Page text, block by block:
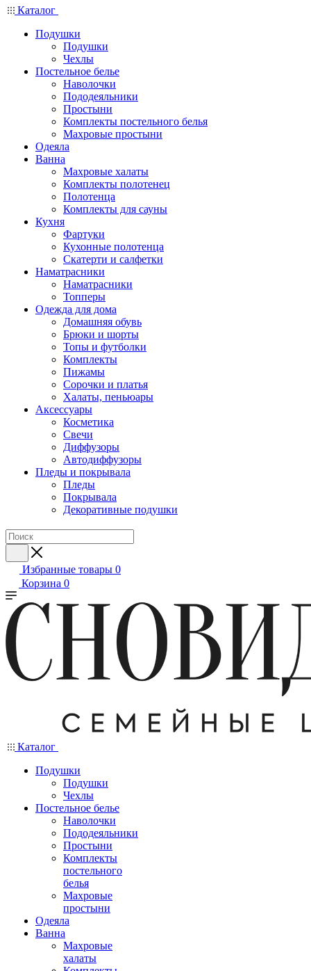
Каталог
Подушки
Подушки
Чехлы
Постельное белье
Наволочки
Пододеяльники
Простыни
Комплекты постельного белья
Махровые простыни
Одеяла
Ванна
Махровые халаты
Комплекты полотенец
Полотенца
Комплекты для сауны
Кухня
Фартуки
Кухонные полотенца
Скатерти и салфетки
Наматрасники
Наматрасники
Топперы
Одежда для дома
Домашняя обувь
Брюки и шорты
Топы и футболки
Комплекты
Пижамы
Сорочки и платья
Халаты, пеньюары
Аксессуары
Косметика
Свечи
Диффузоры
Автодиффузоры
Пледы и покрывала
Пледы
Покрывала
Декоративные подушки
Избранные товары 0
Корзина 0
Каталог
Подушки
Подушки
Чехлы
Постельное белье
Наволочки
Пододеяльники
Простыни
Комплекты
постельного
белья
Махровые
простыни
Одеяла
Ванна
Махровые
халаты